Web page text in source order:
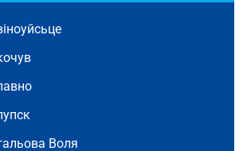
Воля